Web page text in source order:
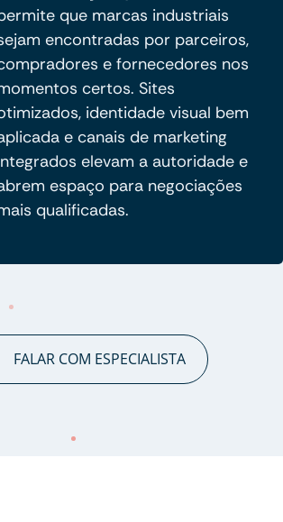
que marcas industriais
encontradas por parceiros,
e fornecedores nos
certos. Sites
identidade visual bem
e canais de marketing
elevam a autoridade e
espaço para negociações
qualificadas.
FALAR COM ESPECIALISTA